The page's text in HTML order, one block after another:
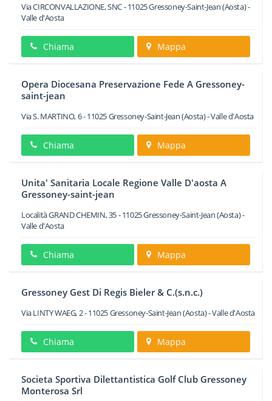
Via CIRCONVALLAZIONE, SNC-11025Gressoney-Saint-Jean(Aosta) -
Valle d'Aosta
Chiama Mappa
Opera Diocesana Preservazione Fede A Gressoney-
saint-jean
Via S. MARTINO, 6-11025Gressoney-Saint-Jean(Aosta) -Valle d'Aosta
Chiama Mappa
Unita' Sanitaria Locale Regione Valle D'aosta A
Gressoney-saint-jean
Località GRAND CHEMIN, 35-11025Gressoney-Saint-Jean(Aosta) -
Valle d'Aosta
Chiama Mappa
Gressoney Gest Di Regis Bieler & C.(s.n.c.)
Via LINTY WAEG, 2-11025Gressoney-Saint-Jean(Aosta) -Valle d'Aosta
Chiama Mappa
Societa Sportiva Dilettantistica Golf Club Gressoney
Monterosa Srl